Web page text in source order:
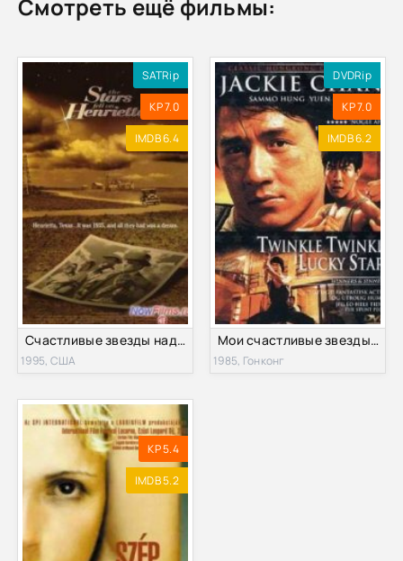
Смотреть ещё фильмы:
SATRip
KP 7.0
IMDB 6.4
Счастливые звезды над Генриеттой (1995)
1995, США
DVDRip
KP 7.0
IMDB 6.2
Мои счастливые звезды 2 (1985)
1985, Гонконг
KP 5.4
IMDB 5.2